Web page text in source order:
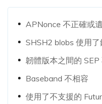
APNonce 不正確或
SHSH2 blobs 使用
韌體版本之間的 SEP
Baseband 不相容
使用了不支援的